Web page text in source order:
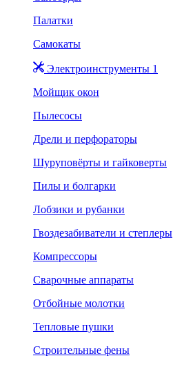
Палатки
Самокаты
Электроинструменты 1
Мойщик окон
Пылесосы
Дрели и перфораторы
Шуруповёрты и гайковерты
Пилы и болгарки
Лобзики и рубанки
Гвоздезабиватели и степлеры
Компрессоры
Сварочные аппараты
Отбойные молотки
Тепловые пушки
Строительные фены